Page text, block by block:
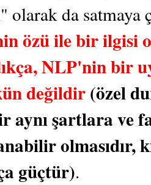
" olarak da
özü ile bir ilgisi
NLP'nin bir
değildir(özel
aynı şartlara ve
olmasıdır,
güçtür).